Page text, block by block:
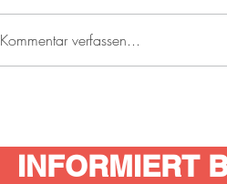
Kommentar verfassen...
INFORMIERT